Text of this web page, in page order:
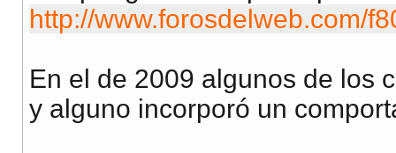
http://www.forosdelweb.com/
En el de 2009 algunos de los
y alguno incorporó un